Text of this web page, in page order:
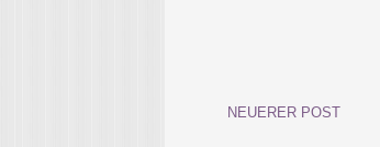
NEUERER POST